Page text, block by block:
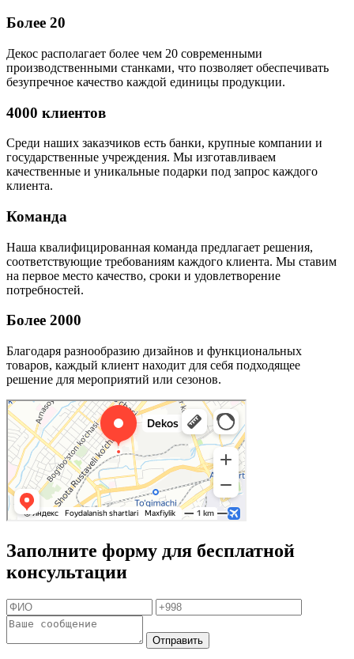
Более 20
Декос располагает более чем 20 современными
производственными станками, что позволяет обеспечивать
безупречное качество каждой единицы продукции.
4000 клиентов
Среди наших заказчиков есть банки, крупные компании и
государственные учреждения. Мы изготавливаем
качественные и уникальные подарки под запрос каждого
клиента.
Команда
Наша квалифицированная команда предлагает решения,
соответствующие требованиям каждого клиента. Мы ставим
на первое место качество, сроки и удовлетворение
потребностей.
Более 2000
Благодаря разнообразию дизайнов и функциональных
товаров, каждый клиент находит для себя подходящее
решение для мероприятий или сезонов.
Заполните форму для бесплатной
консультации
Отправить